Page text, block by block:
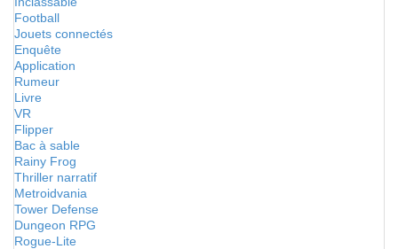
Football
Jouets connectés
Enquête
Application
Rumeur
Livre
VR
Flipper
Bac à sable
Rainy Frog
Thriller narratif
Metroidvania
Tower Defense
Dungeon RPG
Rogue-Lite